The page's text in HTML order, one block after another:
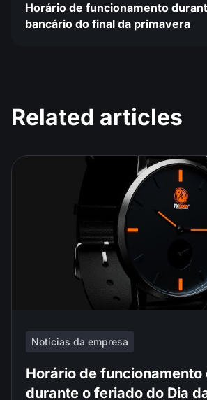
Horário de funcionamento
bancário do final da primavera
Related articles
Notícias da empresa
Horário de funcionamento
durante o feriado do Dia